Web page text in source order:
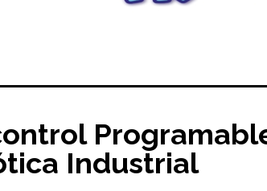
Industrial